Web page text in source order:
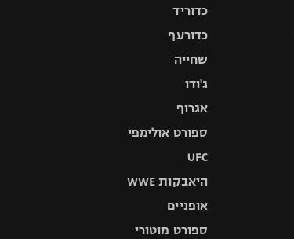
כדוריד
כדורעף
שחייה
ג'ודו
אגרוף
ספורט אולימפי
UFC
היאבקות WWE
אופניים
ספורט מוטורי